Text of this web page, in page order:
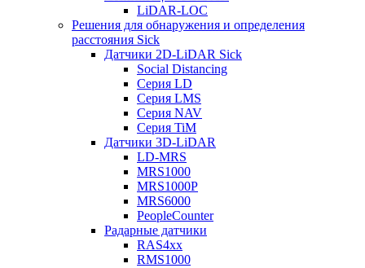
LiDAR-LOC
Решения для обнаружения и определения
расстояния Sick
Датчики 2D-LiDAR Sick
Social Distancing
Серия LD
Серия LMS
Серия NAV
Серия TiM
Датчики 3D-LiDAR
LD-MRS
MRS1000
MRS1000P
MRS6000
PeopleCounter
Радарные датчики
RAS4xx
RMS1000